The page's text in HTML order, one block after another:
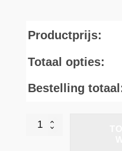
Productprijs:
Totaal opties:
Bestelling
Rolling